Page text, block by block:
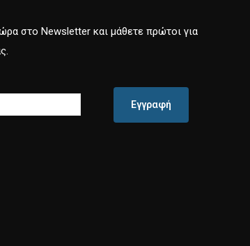
στο Newsletter και μάθετε πρώτοι για
Εγγραφή